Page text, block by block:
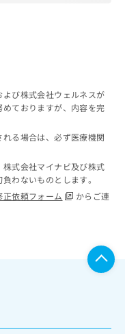
び株式会社ウェルネスが
ておりますが、内容を完
る場合は、必ず医療機関
式会社マイナビ及び株式
わないものとします。
依頼フォーム
からご連